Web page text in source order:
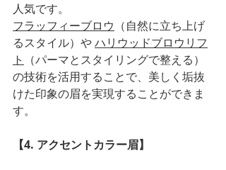
人気です。
フラッフィーブロウ （自然に立ち上げ
るスタイル）や ハリウッドブロウリフ
ト
（パーマとスタイリングで整える）
の技術を活用することで、美しく垢抜
けた印象の眉を実現することができま
す。
【4. アクセントカラー眉】